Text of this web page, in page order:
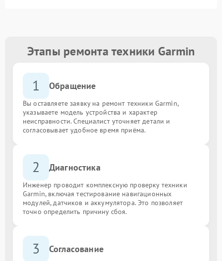
Этапы ремонта техники Garmin
1 Обращение
Вы оставляете заявку на ремонт техники Garmin,
указываете модель устройства и характер
неисправности. Специалист уточняет детали и
согласовывает удобное время приёма.
2 Диагностика
Инженер проводит комплексную проверку техники
Garmin, включая тестирование навигационных
модулей, датчиков и аккумулятора. Это позволяет
точно определить причину сбоя.
3 Согласование